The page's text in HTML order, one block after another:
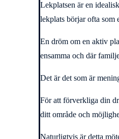
Lekplatsen är en
lekplats börjar ofta som
En dröm om en aktiv
ensamma och där
Det är det som är
För att förverkliga din
ditt område och
Naturligtvis är detta